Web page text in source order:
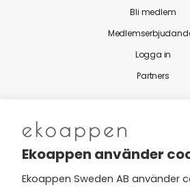
Bli medlem
Logga in
Partners
Nytt från Ekoappen
Ekoappen använder
Ekoappen Sweden AB använder